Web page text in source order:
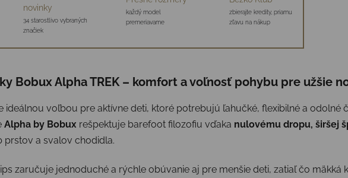
novinky
34 starostlivo vybraných
značiek
každý model
premeriavame
zbierajte kredity, priamu
zľavu na nákup
Bobux Alpha TREK – komfort a voľnosť pohybu pre užšie
ideálnou voľbou pre aktívne deti, ktoré potrebujú ľahučké, flexibilné a odolné
Alpha by Bobux rešpektuje barefoot filozofiu vďaka nulovému dropu, širšej
a svalov chodidla.
zaručuje jednoduché a rýchle obúvanie aj pre menšie deti, zatiaľ čo mäkká